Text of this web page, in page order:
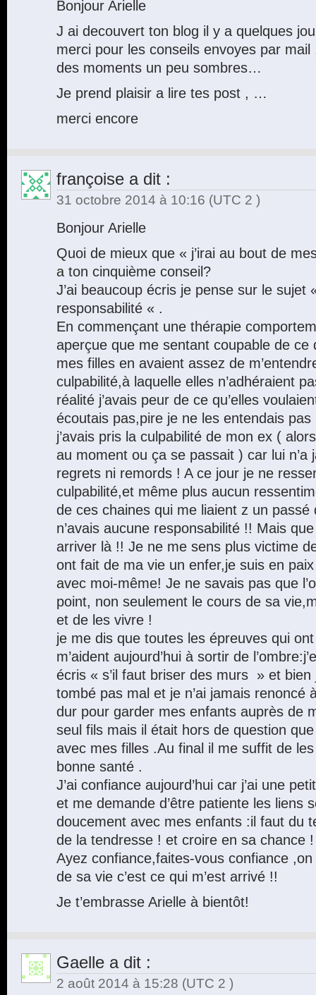
Bonjour Arielle
J ai decouvert ton blog il y a quelques
merci pour les conseils envoyes par
des moments un peu sombres…
Je prend plaisir a lire tes post , …
merci encore
françoise a dit :
31 octobre 2014 à 10:16 (UTC 2 )
Bonjour Arielle
Quoi de mieux que « j’irai au bout de
a ton cinquième conseil?
J’ai beaucoup écris je pense sur le sujet
responsabilité « .
En commençant une thérapie
aperçue que me sentant coupable de ce
mes filles en avaient assez de
culpabilité,à laquelle elles n’adhéraient
réalité j’avais peur de ce qu’elles
écoutais pas,pire je ne les entendais pas
j’avais pris la culpabilité de mon ex (
au moment ou ça se passait ) car lui n’a
regrets ni remords ! A ce jour je ne
culpabilité,et même plus aucun
de ces chaines qui me liaient z un passé
n’avais aucune responsabilité !! Mais
arriver là !! Je ne me sens plus victime
ont fait de ma vie un enfer,je suis en
avec moi-même! Je ne savais pas que
point, non seulement le cours de sa
et de les vivre !
je me dis que toutes les épreuves qui
m’aident aujourd’hui à sortir de
écris « s’il faut briser des murs » et bien
tombé pas mal et je n’ai jamais renoncé
dur pour garder mes enfants auprès de
seul fils mais il était hors de question
avec mes filles .Au final il me suffit de
bonne santé .
J’ai confiance aujourd’hui car j’ai une
et me demande d’être patiente les liens
doucement avec mes enfants :il faut du
de la tendresse ! et croire en sa chance !
Ayez confiance,faites-vous confiance
de sa vie c’est ce qui m’est arrivé !!
Je t’embrasse Arielle à bientôt!
Gaelle a dit :
2 août 2014 à 15:28 (UTC 2 )